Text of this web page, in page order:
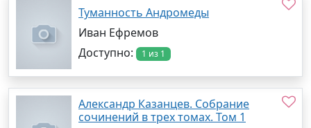
Туманность Андромеды
Иван Ефремов
Доступно:
1 из 1
Александр Казанцев. Собрание
сочинений в трех томах. Том 1